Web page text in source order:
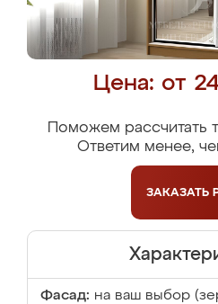
Цена: от
Поможем рассчитать
Ответим менее,
ЗАКАЗАТЬ
Фасад: на ваш выбор